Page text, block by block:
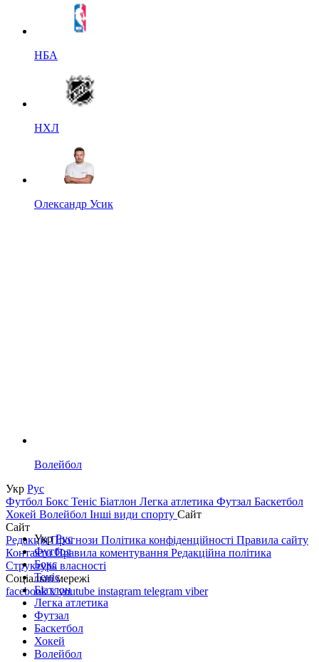
НБА
НХЛ
Олександр Усик
Волейбол
Укр Рус
Футбол Бокс Теніс Біатлон Легка атлетика Футзал Баскетбол
Хокей Волейбол Інші види спорту Сайт
Сайт
РедакціяПрогнози Політика конфіденційності Правила сайту
КонтактиПравила коментування Редакційна політика
Структура власності
Соціальні мережі
facebookxyoutube instagram telegram viber
УкрРус
Футбол
Бокс
Теніс
Біатлон
Легка атлетика
Футзал
Баскетбол
Хокей
Волейбол